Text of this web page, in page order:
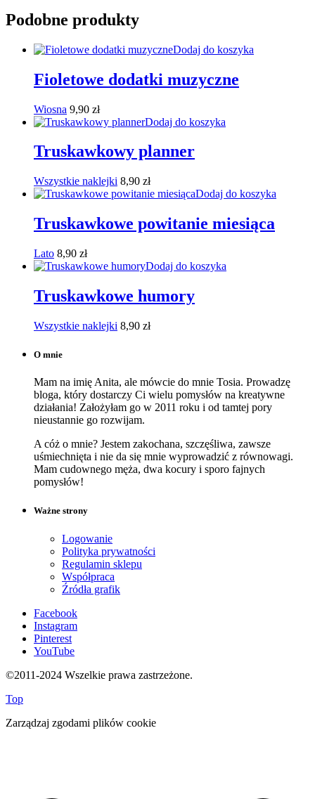
Podobne produkty
Dodaj do koszyka
Fioletowe dodatki muzyczne
Wiosna 9,90 zł
Dodaj do koszyka
Truskawkowy planner
Wszystkie naklejki 8,90 zł
Dodaj do koszyka
Truskawkowe powitanie miesiąca
Lato 8,90 zł
Dodaj do koszyka
Truskawkowe humory
Wszystkie naklejki 8,90 zł
O mnie
Mam na imię Anita, ale mówcie do mnie Tosia. Prowadzę
bloga, który dostarczy Ci wielu pomysłów na kreatywne
działania! Założyłam go w 2011 roku i od tamtej pory
nieustannie go rozwijam.
A cóż o mnie? Jestem zakochana, szczęśliwa, zawsze
uśmiechnięta i nie da się mnie wyprowadzić z równowagi.
Mam cudownego męża, dwa kocury i sporo fajnych
pomysłów!
Ważne strony
Logowanie
Polityka prywatności
Regulamin sklepu
Współpraca
Źródła grafik
Facebook
Instagram
Pinterest
YouTube
©2011-2024 Wszelkie prawa zastrzeżone.
Top
Zarządzaj zgodami plików cookie